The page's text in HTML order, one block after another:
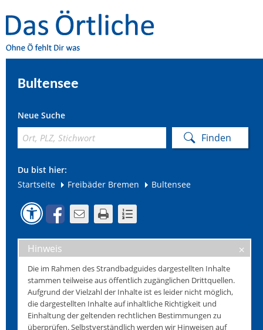
Bultensee
Neue Suche
Du bist hier:
Startseite
Freibäder Bremen Bultensee
Hinweis
Die im Rahmen des Strandbadguides dargestellten Inhalte
stammen teilweise aus öffentlich zugänglichen Drittquellen.
Aufgrund der Vielzahl der Inhalte ist es leider nicht möglich,
die dargestellten Inhalte auf inhaltliche Richtigkeit und
Einhaltung der geltenden rechtlichen Bestimmungen zu
überprüfen. Selbstverständlich werden wir Hinweisen auf